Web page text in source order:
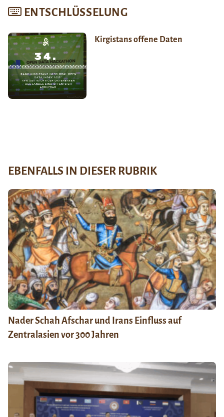
ENTSCHLÜSSELUNG
Kirgistans offene Daten
EBENFALLS IN DIESER RUBRIK
Nader Schah Afschar und Irans Einfluss auf
Zentralasien vor 300 Jahren